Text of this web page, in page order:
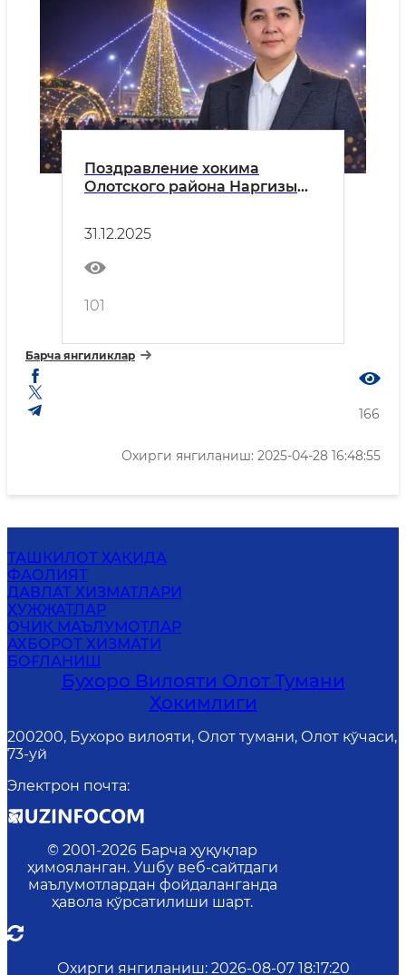
Поздравление хокима
Олoтского района Наргизы
31.12.2025
101
Барча янгиликлар
166
Охирги янгиланиш: 2025-04-28 16:48:55
ТАШКИЛОТ ҲАҚИДА
ФАОЛИЯТ
ДАВЛАТ ХИЗМАТЛАРИ
ҲУЖЖАТЛАР
ОЧИҚ МАЪЛУМОТЛАР
АХБОРОТ ХИЗМАТИ
БОҒЛАНИШ
Бухоро Вилояти Олот Тумани
Ҳокимлиги
200200, Бухоро вилояти, Олот тумани, Олот кўчаси,
73-уй
Электрон почта:
© 2001-2026 Барча ҳуқуқлар
ҳимояланган. Ушбу веб-сайтдаги
маълумотлардан фойдаланганда
ҳавола кўрсатилиши шарт.
Охирги янгиланиш: 2026-08-07 18:17:20